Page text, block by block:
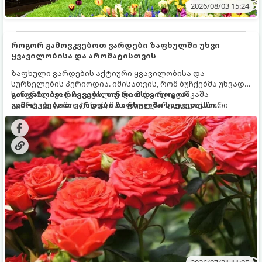
2026/08/03 15:24
როგორ გამოვკვებოთ ვარდები ზაფხულში უხვი
ყვავილობისა და არომატისთვის
ზაფხული ვარდების აქტიური ყვავილობისა და
სურნელების პერიოდია. იმისათვის, რომ ბუჩქებმა უხვად,
ხანგრძლივად იყვავილონ და მსხვილი, კაშკაშა
კვირტები გამოიტანონ, მათ რეგულარული და სწორი
გამოკვება სჭირდებათ. ზაფხულის პერიოდში მცენარის
მოთხოვნილებები იცვლება, ამიტომ მნიშვნელოვანია
ვიცოდეთ, რომელი სასუქები გამოიყენება ამ დროს.
გთავაზობთ რჩევებს, თუ რით და როგორ
გამოვკვებოთ ვარდები ზაფხულში საუკეთესო
შედეგის მისაღწევად: